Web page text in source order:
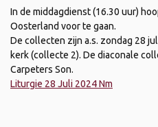
In de middagdienst (16.30 uur)
Oosterland voor te gaan.
De collecten zijn a.s. zondag 28
kerk (collecte 2). De diaconale
Carpeters Son.
Liturgie 28 Juli 2024 Nm